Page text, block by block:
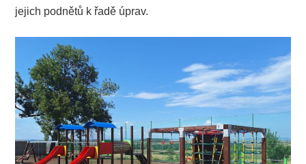
jejich podnětů k řadě úprav.